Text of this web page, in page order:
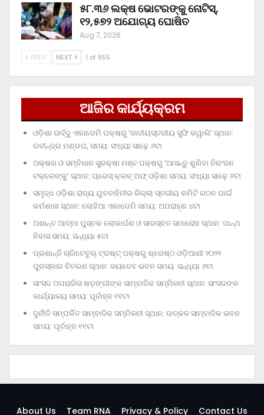
୫୮.୩୬ ଲକ୍ଷ ଭୋଟରଙ୍କୁ ନୋଟିସ୍‌,
୧୨,୫୭୨ ଅଯୋଗ୍ୟ ଘୋଷିତ
Aug 7, 2026
PREV NEXT 1 of 955
ଆଜିର କାର୍ଯ୍ୟକ୍ରମ
ଓଡ଼ିଶା ଊର୍ଦ୍ଦୁ ଏକାଡେମି ପକ୍ଷରୁ ‘ଜାତୀୟସ୍ତରୀୟ ସୁଫି କୱାଲି’ ସ୍ଥାନ:
ରବୀନ୍ଦ୍ର ମଣ୍ଡପ, ସମୟ: ସଂଧ୍ୟା ସାଢ଼େ ୬ଟା
ଅକ୍ଷର ଓ ସମ୍ବିଧାନ ସୁରକ୍ଷା ମଞ୍ଚ ପକ୍ଷରୁ ‘ଆସନ୍ତୁ ଶୁଣିବା ନିରଂଜନ
ଟକ୍‌ଲେଙ୍କୁ’ ସ୍ଥାନ: ପ୍ରେସ୍‌ କ୍ଲବ୍‌ ଅଫ୍‌ ଓଡ଼ିଶା ସମୟ: ସଂଧ୍ୟା ସାଢ଼େ ୬ଟା
ସମୃଦ୍ଧ ଓଡ଼ିଶା ରାଜ୍ୟ ଯୁବବାହିନୀର ଜିଲ୍ଲା ସ୍ତରୀୟ କମିଟି ଗଠନ ପାଇଁ
କର୍ମଶାଳା ସ୍ଥାନ: ଲୋହିଆ ଏକାଡେମି ସମୟ: ଅପରାହ୍‌ଣ ୪ଟା
ଅଶାନ୍ତ ଆତ୍ମା ପୁସ୍ତକ ଲୋକାର୍ପଣ ଓ ସାରସ୍ବତ ସମାରୋହ ସ୍ଥାନ: ପାନ୍ଥ
ନିବାସ ସମୟ: ସନ୍ଧ୍ୟା ୫ଟା
ପ୍ରଶାନ୍ତି ଚାରିଟେବୁଲ୍‌ ଟ୍ରଷ୍ଟ୍‌ ପକ୍ଷରୁ ଶ୍ରେଷ୍ଠ ଓଡ଼ିଆଣୀ ୨୦୨୨
ପୁରସ୍କାର ବିତରଣ ସ୍ଥାନ: ଜୟଦେବ ଭବନ ସମୟ: ସନ୍ଧ୍ୟା ୬ଟା
ସାଂସଦ ଅପରାଜିତା ଷଡ଼ଙ୍ଗୀଙ୍କ ସାମ୍ବାଦିକ ସମ୍ମିଳନୀ ସ୍ଥାନ: ସାଂସଦଙ୍କ
କାର୍ଯ୍ୟାଳୟ ସମୟ: ପୂର୍ବାହ୍ନ ୧୧ଟା
ଦୁର୍ନୀତି ସମ୍ପର୍କିତ ସାମ୍ବାଦିକ ସମ୍ମିଳନୀ ସ୍ଥାନ: ଉତ୍କଳ ସାମ୍ବାଦିକ ଭବନ
ସମୟ: ପୂର୍ବାହ୍ନ ୧୧ଟା
About Us Team RNA Privacy & Policy Contact Us